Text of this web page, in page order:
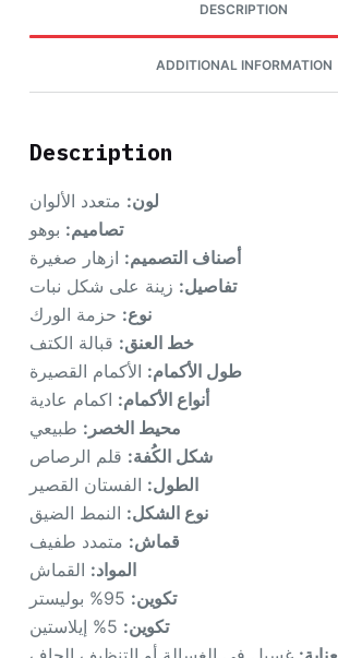
DESCRIPTION
ADDITIONAL INFORMATION
Description
لون: متعدد الألوان
تصاميم: بوهو
أصناف التصميم: ازهار صغيرة
تفاصيل: زينة على شكل نبات
نوع: حزمة الورك
خط العنق: قبالة الكتف
طول الأكمام: الأكمام القصيرة
أنواع الأكمام: اكمام عادية
محيط الخصر: طبيعي
شكل الكُفة: قلم الرصاص
الطول: الفستان القصير
نوع الشكل: النمط الضيق
قماش: متمدد طفيف
المواد: القماش
تكوين:
تكوين: